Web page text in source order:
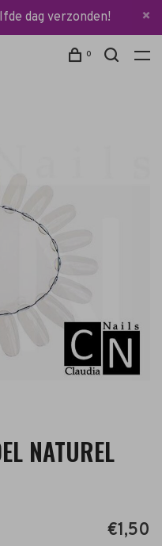
dag verzonden!
0
NATUREL
€1,50